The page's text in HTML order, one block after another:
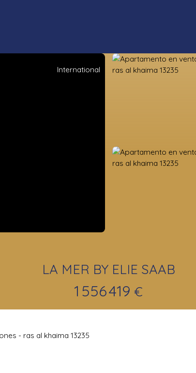
International
LA MER BY ELIE SAAB
1 556 419 €
- ras al khaima 13235